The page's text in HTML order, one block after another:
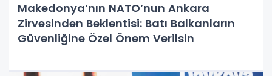
Makedonya’nın NATO’nun Ankara
Zirvesinden Beklentisi: Batı Balkanların
Güvenliğine Özel Önem Verilsin